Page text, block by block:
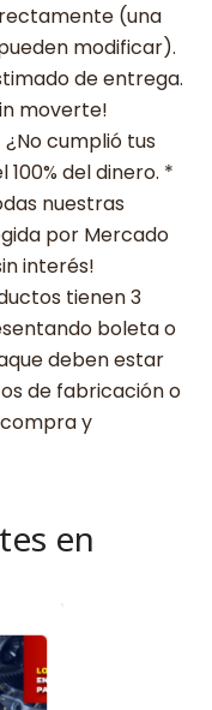
(una
modificar).
de entrega.
moverte!
cumplió tus
del dinero. *
nuestras
por Mercado
interés!
tienen 3
boleta o
deben estar
de fabricación o
y
en